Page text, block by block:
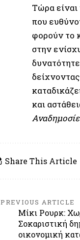
Τώρα
που
φορούν το
στην
και
Share This Article
PREVIOUS ARTICLE
Μίκι Ρουρκ:
Σοκαριστική
οικονομική